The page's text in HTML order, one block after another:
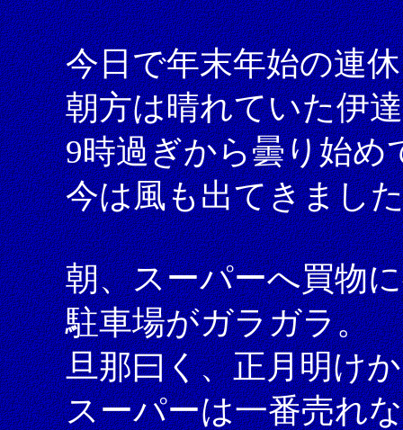
今日で年末年始の連
朝方は晴れていた伊
9時過ぎから曇り始め
今は風も出てきまし
朝、スーパーへ買物
駐車場がガラガラ。
旦那曰く、正月明け
スーパーは一番売れ